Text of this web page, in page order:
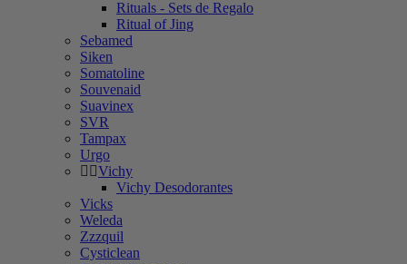
Rituals - Sets de Regalo
Ritual of Jing
Sebamed
Siken
Somatoline
Souvenaid
Suavinex
SVR
Tampax
Urgo
Vichy
Vichy Desodorantes
Vicks
Weleda
Zzzquil
Cysticlean